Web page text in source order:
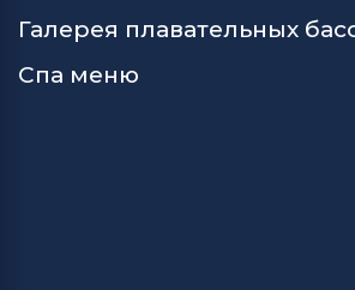
Галерея плавательных
Спа меню